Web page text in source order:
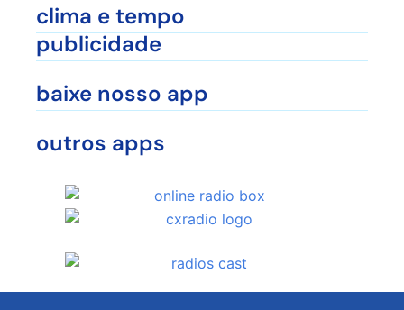
clima e tempo
publicidade
baixe nosso app
outros apps